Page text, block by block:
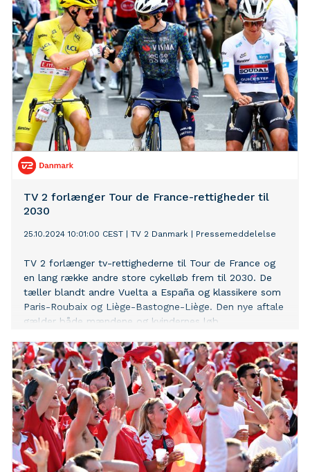
tæt forbindelse mellem den danske under- og
oververden. De danske håndboldherrer vandt OL-guld.
Europa var fortsat præget af krigen mellem Ukraine og
Rusland, og Trump genvandt præsidentembedet i USA.
TV 2 forlænger Tour de France-rettigheder til
2030
25.10.2024 10:01:00 CEST TV 2 Danmark Pressemeddelelse
TV 2 forlænger tv-rettighederne til Tour de France og
en lang række andre store cykelløb frem til 2030. De
tæller blandt andre Vuelta a España og klassikere som
Paris-Roubaix og Liège-Bastogne-Liège. Den nye aftale
gælder både mændene og kvindernes løb.